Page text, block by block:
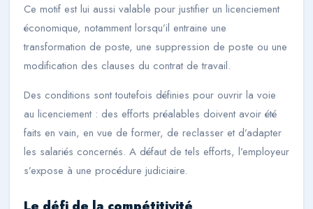
Ce motif est lui aussi valable pour justifier un licenciement
économique, notamment lorsqu’il entraine une
transformation de poste, une suppression de poste ou une
modification des clauses du contrat de travail.
Des conditions sont toutefois définies pour ouvrir la voie
au licenciement : des efforts préalables doivent avoir été
faits en vain, en vue de former, de reclasser et d’adapter
les salariés concernés. A défaut de tels efforts, l’employeur
s’expose à une procédure judiciaire.